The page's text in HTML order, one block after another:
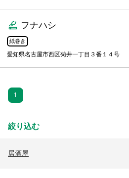
フナハシ
紙巻き
愛知県名古屋市西区菊井一丁目３番１４号
1
絞り込む
居酒屋